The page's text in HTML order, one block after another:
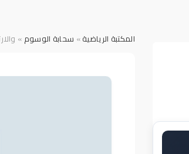
المكتبة الرياضية» سحابة الوسوم »